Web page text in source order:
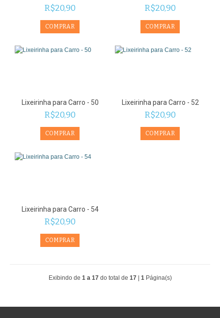
R$20,90 R$20,90
Lixeirinha para Carro - 50
R$20,90
Lixeirinha para Carro - 52
R$20,90
Lixeirinha para Carro - 54
R$20,90
Exibindo de 1 a 17do total de 17| 1Página(s)